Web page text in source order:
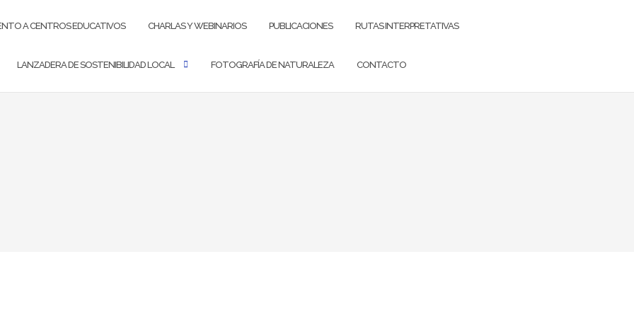
A CENTROS EDUCATIVOS CHARLAS Y WEBINARIOS PUBLICACIONES RUTAS INTERPRETATIVAS
LANZADERA DE SOSTENIBILIDAD LOCAL FOTOGRAFÍA DE NATURALEZA CONTACTO